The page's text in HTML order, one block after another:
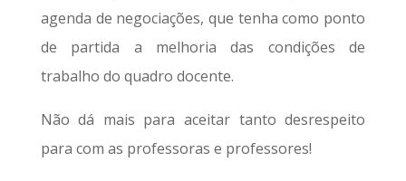
agenda de negociações, que tenha como ponto
de partida a melhoria das condições de
trabalho do quadro docente.
Não dá mais para aceitar tanto desrespeito
para com as professoras e professores!